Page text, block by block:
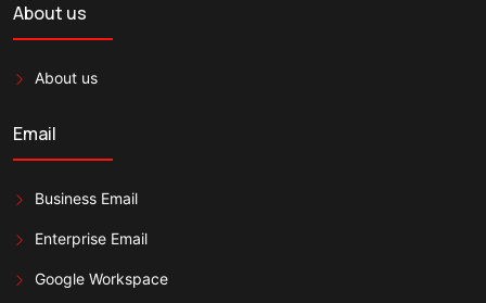
About us
About us
Email
Business Email
Enterprise Email
Google Workspace